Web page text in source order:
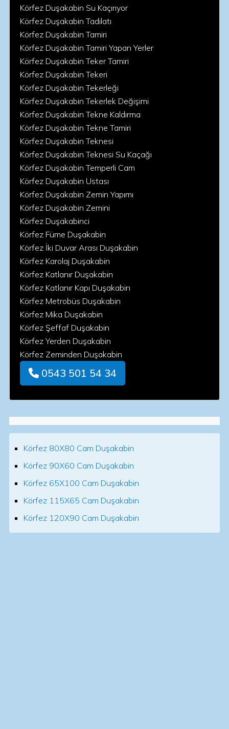
Körfez Duşakabin Su Kaçırıyor
Körfez Duşakabin Tadilatı
Körfez Duşakabin Tamiri
Körfez Duşakabin Tamiri Yapan Yerler
Körfez Duşakabin Teker Tamiri
Körfez Duşakabin Tekeri
Körfez Duşakabin Tekerleği
Körfez Duşakabin Tekerlek Değişimi
Körfez Duşakabin Tekne Kaldırma
Körfez Duşakabin Tekne Tamiri
Körfez Duşakabin Teknesi
Körfez Duşakabin Teknesi Su Kaçağı
Körfez Duşakabin Temperli Cam
Körfez Duşakabin Ustası
Körfez Duşakabin Zemin Yapımı
Körfez Duşakabin Zemini
Körfez Duşakabinci
Körfez Füme Duşakabin
Körfez İki Duvar Arası Duşakabin
Körfez Karolaj Duşakabin
Körfez Katlanır Duşakabin
Körfez Katlanır Kapı Duşakabin
Körfez Metrobüs Duşakabin
Körfez Mika Duşakabin
Körfez Şeffaf Duşakabin
Körfez Yerden Duşakabin
Körfez Zeminden Duşakabin
0543 501 54 34
Körfez 80X80 Cam Duşakabin
Körfez 90X60 Cam Duşakabin
Körfez 65X100 Cam Duşakabin
Körfez 115X65 Cam Duşakabin
Körfez 120X90 Cam Duşakabin